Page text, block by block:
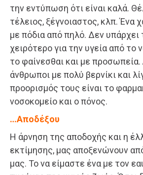
την εντύπωση ότι είναι καλά.
τέλειος, ξέγνοιαστος, κλπ. Ένα
με πόδια από πηλό. Δεν υπάρχει
χειρότερο για την υγεία από το
το φαίνεσθαι και με προσωπεία.
άνθρωποι με πολύ βερνίκι και
προορισμός τους είναι το
νοσοκομείο και ο πόνος.
…Αποδέξου
Η άρνηση της αποδοχής και η
εκτίμησης, μας αποξενώνουν
μας. Το να είμαστε ένα με τον